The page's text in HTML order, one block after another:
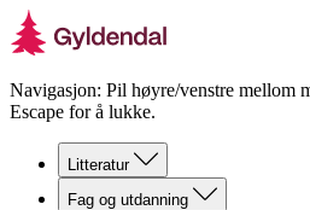
Navigasjon: Pil høyre/venstre mellom
Escape for å lukke.
Litteratur
Fag og utdanning